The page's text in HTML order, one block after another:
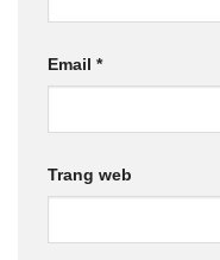
Email *
Trang web